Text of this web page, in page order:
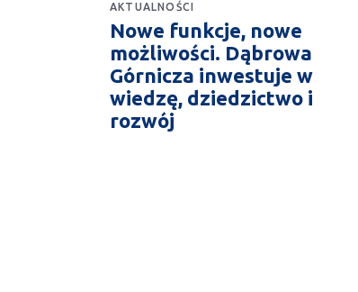
AKTUALNOŚCI
Nowe funkcje, nowe
możliwości. Dąbrowa
Górnicza inwestuje w
wiedzę, dziedzictwo i
rozwój